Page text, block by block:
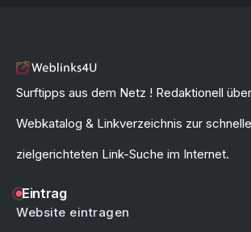
Surftipps aus dem Netz ! Redaktionell
Webkatalog & Linkverzeichnis zur
zielgerichteten Link-Suche im Internet.
Eintrag
Website eintragen